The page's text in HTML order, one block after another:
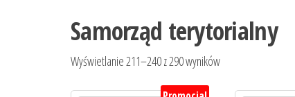
Samorząd terytorialny
Wyświetlanie 211–240 z 290 wynikówPosortowane